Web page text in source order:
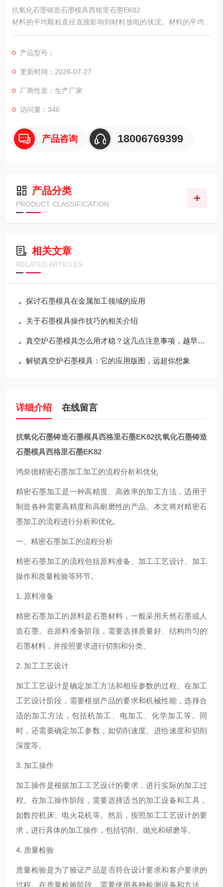
抗氧化石墨铸造石墨模具西格里石墨EK82
材料的平均颗粒直径直接影响到材料放电的状况。材料的平均颗
粒越小，材料的放电越均匀，放电的状况越稳定，表面质量越
颗粒较粗的材料；对于表面、精度要求较高的电子模具，推荐使
用平均粒径在4μm以下的材料，以确保被加工模具的精度、表面
团之间的作用力就越大。
产品型号：
更新时间：2026-07-27
厂商性质：生产厂家
访问量：346
产品咨询 18006769399
产品分类
PRODUCT CLASSIFICATION
相关文章
RELATED ARTICLES
探讨石墨模具在金属加工领域的应用
关于石墨模具操作技巧的相关介绍
真空炉石墨模具怎么用才稳？这几点注意事项，越早知道越省心
解锁真空炉石墨模具：它的应用版图，远超你想象
详细介绍 在线留言
抗氧化石墨铸造石墨模具西格里石墨EK82抗氧化石墨铸造
石墨模具西格里石墨EK82
鸿奈德精密石墨加工加工的流程分析和优化
精密石墨加工是一种高精度、高效率的加工方法，适用于
制造各种需要高精度和高耐磨性的产品。本文将对精密石
墨加工的流程进行分析和优化。
一、精密石墨加工的流程分析
精密石墨加工的流程包括原料准备、加工工艺设计、加工
操作和质量检验等环节。
1. 原料准备
精密石墨加工的原料是石墨材料，一般采用天然石墨或人
造石墨。在原料准备阶段，需要选择质量好、结构均匀的
石墨材料，并按照要求进行切割和分类。
2. 加工工艺设计
加工工艺设计是确定加工方法和相应参数的过程。在加工
工艺设计阶段，需要根据产品的要求和机械性能，选择合
适的加工方法，包括机加工、电加工、化学加工等。同
时，还需要确定加工参数，如切削速度、进给速度和切削
深度等。
3. 加工操作
加工操作是根据加工工艺设计的要求，进行实际的加工过
程。在加工操作阶段，需要选择适当的加工设备和工具，
如数控机床、电火花机等。然后，按照加工工艺设计的要
求，进行具体的加工操作，包括切削、抛光和研磨等。
4. 质量检验
质量检验是为了验证产品是否符合设计要求和客户要求的
过程。在质量检验阶段，需要使用各种检测设备和方法，